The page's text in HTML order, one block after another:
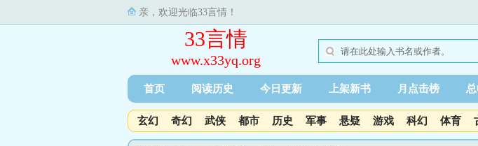
亲，欢迎光临33言情！
33言情
www.x33yq.org
首页 阅读历史 今日更新 上架新书 月点击榜
玄幻 奇幻 武侠 都市 历史 军事 悬疑 游戏 科幻 体育